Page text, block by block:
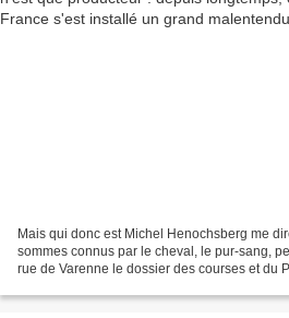
Mais qui donc est Michel Henochsberg me
sommes connus par le cheval, le pur-sang,
rue de Varenne le dossier des courses et du